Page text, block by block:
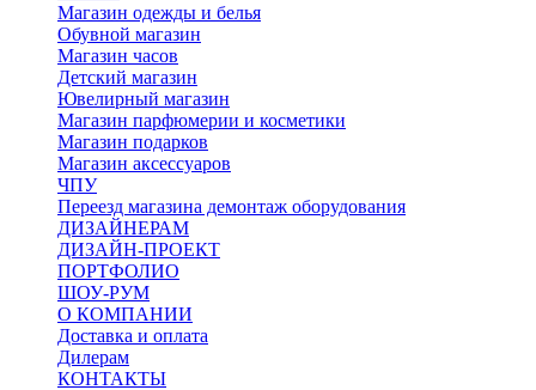
Магазин одежды и белья
Обувной магазин
Магазин часов
Детский магазин
Ювелирный магазин
Магазин парфюмерии и косметики
Магазин подарков
Магазин аксессуаров
ЧПУ
Переезд магазина демонтаж оборудования
ДИЗАЙНЕРАМ
ДИЗАЙН-ПРОЕКТ
ПОРТФОЛИО
ШОУ-РУМ
О КОМПАНИИ
Доставка и оплата
Дилерам
КОНТАКТЫ